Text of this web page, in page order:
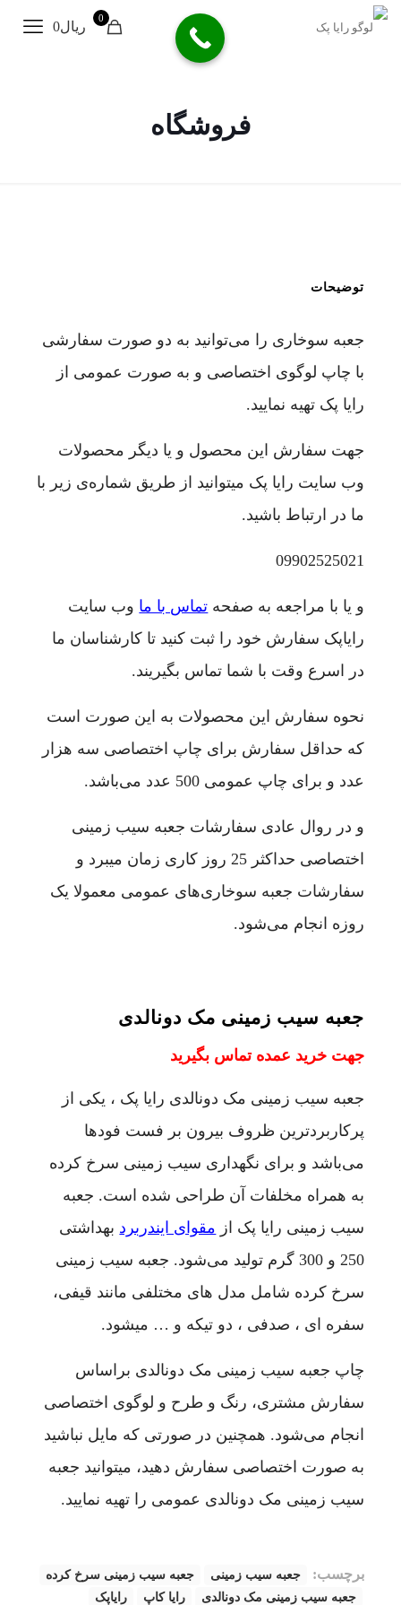
0
ریال0
فروشگاه
توضیحات
جعبه سوخاری را می‌توانید به دو صورت سفارشی
با چاپ لوگوی اختصاصی و به صورت عمومی از
رایا پک تهیه نمایید.
جهت سفارش این محصول و یا دیگر محصولات
وب سایت رایا پک میتوانید از طریق شماره‌ی زیر با
ما در ارتباط باشید.
09902525021
و یا با مراجعه به صفحه تماس با ما وب سایت
رایاپک سفارش خود را ثبت کنید تا کارشناسان ما
در اسرع وقت با شما تماس بگیریند.
نحوه سفارش این محصولات به این صورت است
که حداقل سفارش برای چاپ اختصاصی سه هزار
عدد و برای چاپ عمومی 500 عدد می‌باشد.
و در روال عادی سفارشات جعبه سیب زمینی
اختصاصی حداکثر 25 روز کاری زمان میبرد و
سفارشات جعبه سوخاری‌های عمومی معمولا یک
روزه انجام می‌شود.
جعبه سیب زمینی مک دونالدی
جهت خرید عمده تماس بگیرید
جعبه سیب زمینی مک دونالدی رایا پک ، یکی از
پرکاربردترین ظروف بیرون بر فست فودها
می‌باشد و برای نگهداری سیب زمینی سرخ کرده
به همراه مخلفات آن طراحی شده است. جعبه
سیب زمینی رایا پک از مقوای ایندربرد بهداشتی
250 و 300 گرم تولید می‌شود. جعبه سیب زمینی
سرخ کرده شامل مدل‌ های مختلفی مانند قیفی،
سفره ای ، صدفی ، دو تیکه و … میشود.
چاپ جعبه سیب زمینی مک دونالدی براساس
سفارش مشتری، رنگ و طرح و لوگوی اختصاصی
انجام می‌شود. همچنین در صورتی که مایل نباشید
به صورت اختصاصی سفارش دهید، میتوانید جعبه
سیب زمینی مک دونالدی عمومی را تهیه نمایید.
برچسب: جعبه سیب زمینی
جعبه سیب زمینی سرخ کرده
جعبه سیب زمینی مک دونالدی
رایا کاپ رایاپک